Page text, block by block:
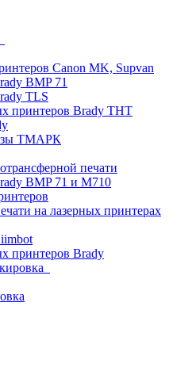
Canon MK, Supvan
BMP 71
TLS
принтеров Brady THT
ТМАРК
печати
BMP 71 и M710
на лазерных принтерах
принтеров Brady